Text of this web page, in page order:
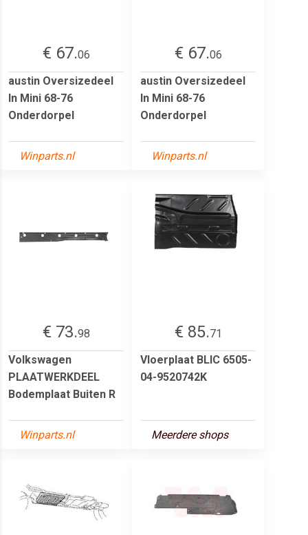
€ 67.06
austin Oversizedeel
In Mini 68-76
Onderdorpel
Winparts.nl
€ 67.06
austin Oversizedeel
In Mini 68-76
Onderdorpel
Winparts.nl
€ 73.98
Volkswagen
PLAATWERKDEEL
Bodemplaat Buiten R
Winparts.nl
€ 85.71
Vloerplaat BLIC 6505-
04-9520742K
Meerdere shops